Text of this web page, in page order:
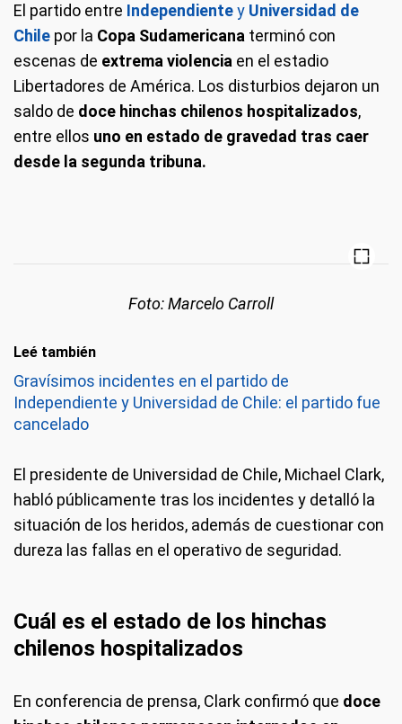
El partido entre Independientey Universidad de
Chile por la Copa Sudamericana terminó con
escenas de extrema violencia en el estadio
Libertadores de América. Los disturbios dejaron un
saldo de doce hinchas chilenos hospitalizados,
entre ellos uno en estado de gravedad tras caer
desde la segunda tribuna.
Foto: Marcelo Carroll
Leé también
Gravísimos incidentes en el partido de
Independiente y Universidad de Chile: el partido fue
cancelado
El presidente de Universidad de Chile, Michael Clark,
habló públicamente tras los incidentes y detalló la
situación de los heridos, además de cuestionar con
dureza las fallas en el operativo de seguridad.
Cuál es el estado de los hinchas
chilenos hospitalizados
En conferencia de prensa, Clark confirmó que doce